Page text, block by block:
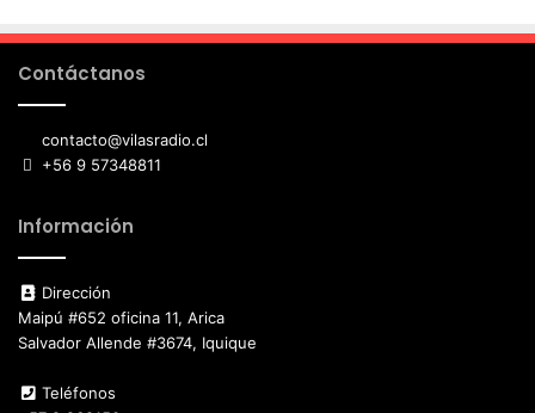
Contáctanos
contacto@vilasradio.cl
+56 9 57348811
Información
Dirección
Maipú #652 oficina 11, Arica
Salvador Allende #3674, Iquique
Teléfonos